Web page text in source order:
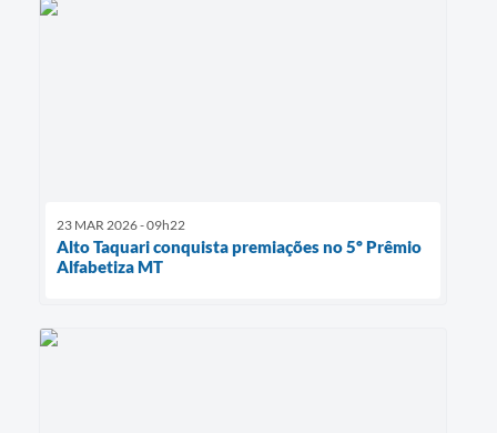
23 MAR 2026 - 09h22
Alto Taquari conquista premiações no 5º Prêmio
Alfabetiza MT